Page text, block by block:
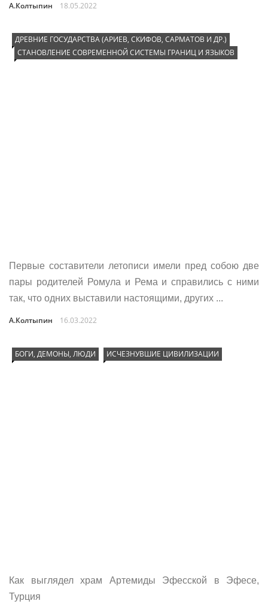
А.Колтыпин 18.05.2022
ДРЕВНИЕ ГОСУДАРСТВА (АРИЕВ, СКИФОВ, САРМАТОВ И ДР.)
СТАНОВЛЕНИЕ СОВРЕМЕННОЙ СИСТЕМЫ ГРАНИЦ И ЯЗЫКОВ
Пер­вые соста­ви­те­ли лето­пи­си име­ли пред собою две
пары роди­те­лей Ромула и Рема и спра­ви­лись с ними
так, что одних выста­ви­ли насто­я­щи­ми, дру­гих ...
А.Колтыпин 16.03.2022
БОГИ, ДЕМОНЫ, ЛЮДИ ИСЧЕЗНУВШИЕ ЦИВИЛИЗАЦИИ
Как выглядел храм Артемиды Эфесской в Эфесе,
Турция